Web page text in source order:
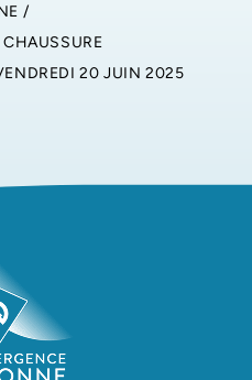
/
CHAUSSURE
20 JUIN 2025